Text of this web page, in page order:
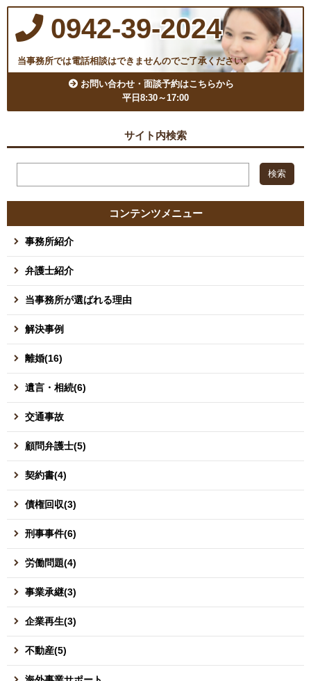
0942-39-2024
当事務所では電話相談はできませんのでご了承ください。
お問い合わせ・面談予約はこちらから
平日8:30～17:00
サイト内検索
コンテンツメニュー
事務所紹介
弁護士紹介
当事務所が選ばれる理由
解決事例
離婚(16)
遺言・相続(6)
交通事故
顧問弁護士(5)
契約書(4)
債権回収(3)
刑事事件(6)
労働問題(4)
事業承継(3)
企業再生(3)
不動産(5)